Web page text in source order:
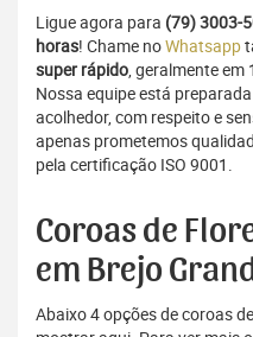
Ligue agora para (79) 3003-
horas! Chame noWhatsapp
super rápido, geralmente em
Nossa equipe está
acolhedor, com respeito e
apenas prometemos
pela certificação ISO 9001.
Coroas de
em Brejo
Abaixo 4 opções de coroas